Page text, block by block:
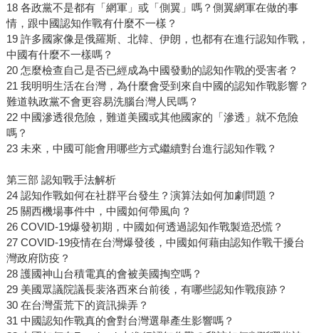
18 各政黨不是都有「網軍」或「側翼」嗎？側翼網軍在做的事
情，跟中國認知作戰有什麼不一樣？
19 許多國家像是俄羅斯、北韓、伊朗，也都有在進行認知作戰，
中國有什麼不一樣嗎？
20 怎麼檢查自己是否已經成為中國發動的認知作戰的受害者？
21 我明明生活在台灣，為什麼會受到來自中國的認知作戰影響？
難道執政黨不會更容易洗腦台灣人民嗎？
22 中國滲透很危險，難道美國或其他國家的「滲透」就不危險
嗎？
23 未來，中國可能會用哪些方式繼續對台進行認知作戰？
第三部 認知戰手法解析
24 認知作戰如何在社群平台發生？演算法如何加劇問題？
25 關西機場事件中，中國如何帶風向？
26 COVID-19爆發初期，中國如何透過認知作戰製造恐慌？
27 COVID-19疫情在台灣爆發後，中國如何藉由認知作戰干擾台
灣政府防疫？
28 護國神山台積電真的會被美國掏空嗎？
29 美國眾議院議長裴洛西來台前後，有哪些認知作戰痕跡？
30 在台灣蛋荒下的資訊操弄？
31 中國認知作戰真的會對台灣選舉產生影響嗎？